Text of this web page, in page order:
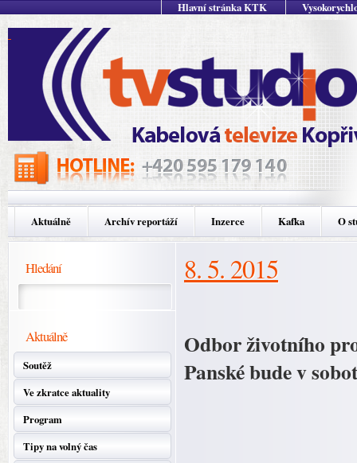
Hlavní stránka KTK
Aktuálně Archív reportáží Inzerce Kafka O
Hledání
Aktuálně
Soutěž
Ve zkratce aktuality
Program
Tipy na volný čas
8. 5. 2015
Odbor životního
Panské bude v